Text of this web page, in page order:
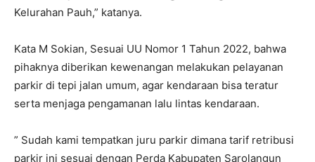
Kelurahan Pauh,” katanya.
Kata M Sokian, Sesuai UU Nomor 1 Tahun 2022, bahwa
pihaknya diberikan kewenangan melakukan pelayanan
parkir di tepi jalan umum, agar kendaraan bisa teratur
serta menjaga pengamanan lalu lintas kendaraan.
” Sudah kami tempatkan juru parkir dimana tarif retribusi
parkir ini sesuai dengan Perda Kabupaten Sarolangun